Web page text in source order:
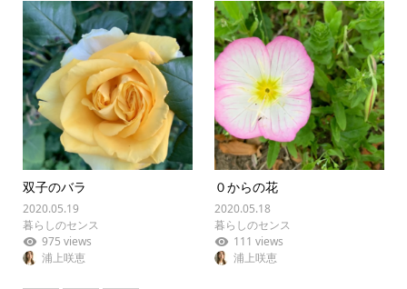
双子のバラ
2020.05.19
暮らしのセンス
975 views
浦上咲恵
０からの花
2020.05.18
暮らしのセンス
111 views
浦上咲恵